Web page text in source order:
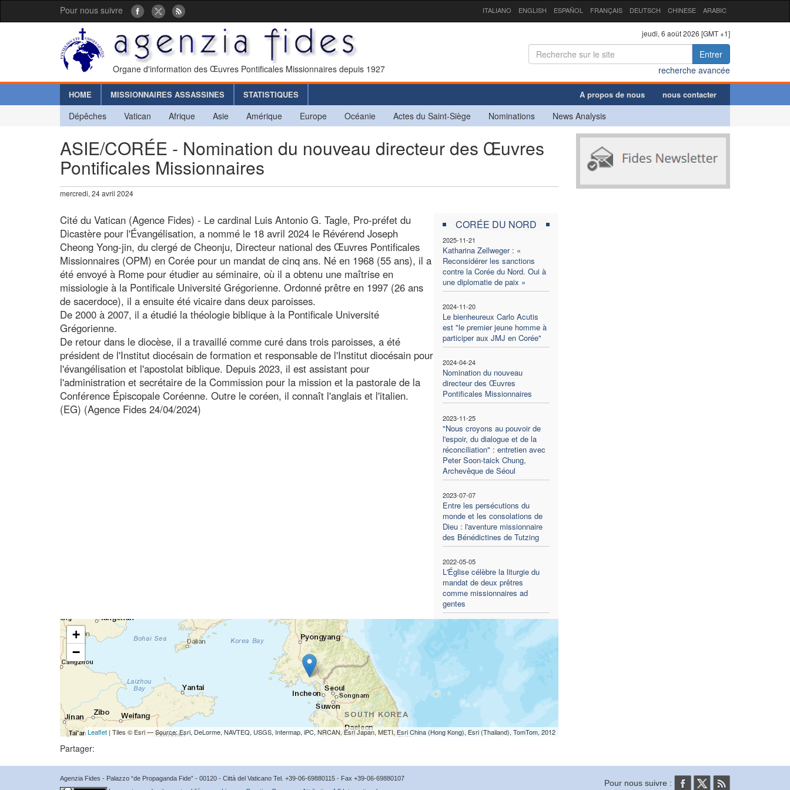
Pour nous suivre ITALIANO ENGLISH ESPAÑOL FRANÇAIS DEUTSCH CHINESE ARABIC
Organe d'information des Œuvres Pontificales Missionnaires depuis 1927
jeudi, 6 août 2026 [GMT +1]
Entrer
recherche avancée
HOME MISSIONNAIRES ASSASSINES STATISTIQUES A propos de nous nous contacter
Dépêches Vatican Afrique Asie Amérique Europe Océanie Actes du Saint-Siège Nominations News Analysis
ASIE/CORÉE - Nomination du nouveau directeur des Œuvres
Pontificales Missionnaires
mercredi, 24 avril 2024
CORÉE DU NORD
2025-11-21
Katharina Zellweger : «
Reconsidérer les sanctions
contre la Corée du Nord. Oui à
une diplomatie de paix »
2024-11-20
Le bienheureux Carlo Acutis
est "le premier jeune homme à
participer aux JMJ en Corée"
2024-04-24
Nomination du nouveau
directeur des Œuvres
Pontificales Missionnaires
2023-11-25
"Nous croyons au pouvoir de
l'espoir, du dialogue et de la
réconciliation" : entretien avec
Peter Soon-taick Chung,
Archevêque de Séoul
2023-07-07
Entre les persécutions du
monde et les consolations de
Dieu : l'aventure missionnaire
des Bénédictines de Tutzing
2022-05-05
L'Église célèbre la liturgie du
mandat de deux prêtres
comme missionnaires ad
gentes
Cité du Vatican (Agence Fides) - Le cardinal Luis Antonio G. Tagle, Pro-préfet du
Dicastère pour l'Évangélisation, a nommé le 18 avril 2024 le Révérend Joseph
Cheong Yong-jin, du clergé de Cheonju, Directeur national des Œuvres Pontificales
Missionnaires (OPM) en Corée pour un mandat de cinq ans. Né en 1968 (55 ans), il a
été envoyé à Rome pour étudier au séminaire, où il a obtenu une maîtrise en
missiologie à la Pontificale Université Grégorienne. Ordonné prêtre en 1997 (26 ans
de sacerdoce), il a ensuite été vicaire dans deux paroisses.
De 2000 à 2007, il a étudié la théologie biblique à la Pontificale Université
Grégorienne.
De retour dans le diocèse, il a travaillé comme curé dans trois paroisses, a été
président de l'Institut diocésain de formation et responsable de l'Institut diocésain pour
l'évangélisation et l'apostolat biblique. Depuis 2023, il est assistant pour
l'administration et secrétaire de la Commission pour la mission et la pastorale de la
Conférence Épiscopale Coréenne. Outre le coréen, il connaît l'anglais et l'italien.
(EG) (Agence Fides 24/04/2024)
+
−
Leaflet| Tiles © Esri — Source: Esri, DeLorme, NAVTEQ, USGS, Intermap, iPC, NRCAN, Esri Japan, METI, Esri China (Hong Kong), Esri (Thailand), TomTom, 2012
Partager:
Agenzia Fides - Palazzo “de Propaganda Fide” - 00120 - Città del Vaticano Tel. +39-06-69880115 - Fax +39-06-69880107
Pour nous suivre :